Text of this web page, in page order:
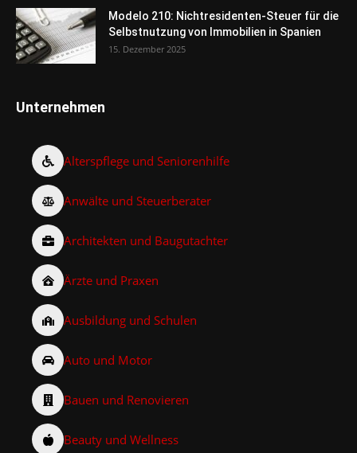
Modelo 210: Nichtresidenten-Steuer für die
Selbstnutzung von Immobilien in Spanien
15. Dezember 2025
Unternehmen
Alterspflege und Seniorenhilfe
Anwälte und Steuerberater
Architekten und Baugutachter
Ärzte und Praxen
Ausbildung und Schulen
Auto und Motor
Bauen und Renovieren
Beauty und Wellness